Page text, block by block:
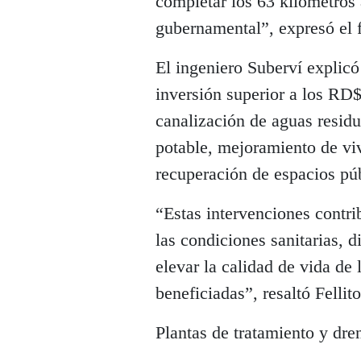
gubernamental”, expresó
El ingeniero Suberví explicó
inversión superior a los
canalización de aguas
potable, mejoramiento de
recuperación de espacios
“Estas intervenciones
las condiciones sanitarias,
elevar la calidad de vida de
beneficiadas”, resaltó
Plantas de tratamiento y